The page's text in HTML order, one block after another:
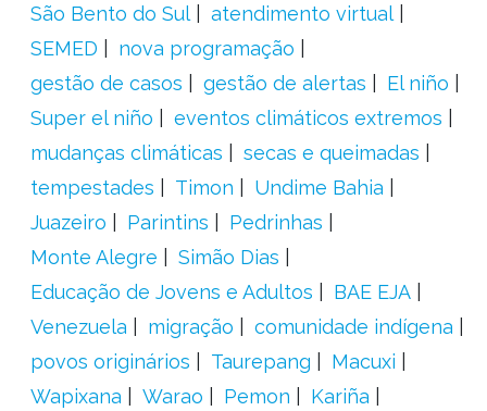
São Bento do Sul
atendimento virtual
SEMED
nova programação
gestão de casos
gestão de alertas
El niño
Super el niño
eventos climáticos extremos
mudanças climáticas
secas e queimadas
tempestades
Timon
Undime Bahia
Juazeiro
Parintins
Pedrinhas
Monte Alegre
Simão Dias
Educação de Jovens e Adultos
BAE EJA
Venezuela
migração
comunidade indígena
povos originários
Taurepang
Macuxi
Wapixana
Warao Pemon
Kariña